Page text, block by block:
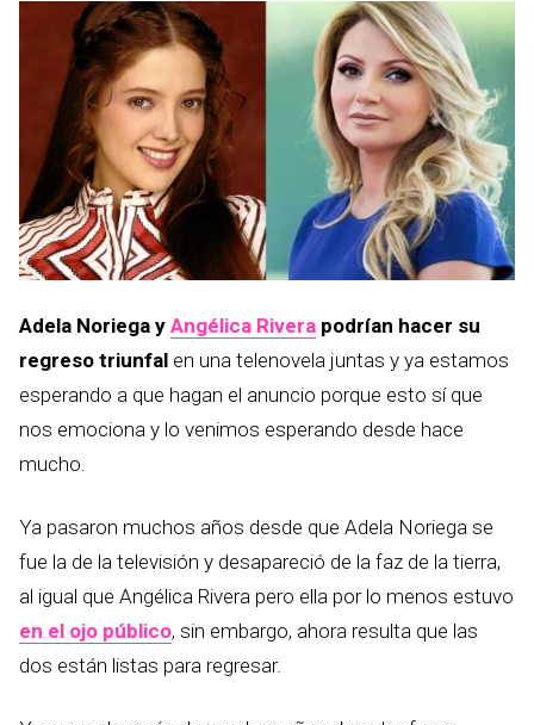
Adela Noriega y Angélica Rivera podrían hacer su
regreso triunfal en una telenovela juntas y ya estamos
esperando a que hagan el anuncio porque esto sí que
nos emociona y lo venimos esperando desde hace
mucho.
Ya pasaron muchos años desde que Adela Noriega se
fue la de la televisión y desapareció de la faz de la tierra,
al igual que Angélica Rivera pero ella por lo menos estuvo
en el ojo público, sin embargo, ahora resulta que las
dos están listas para regresar.